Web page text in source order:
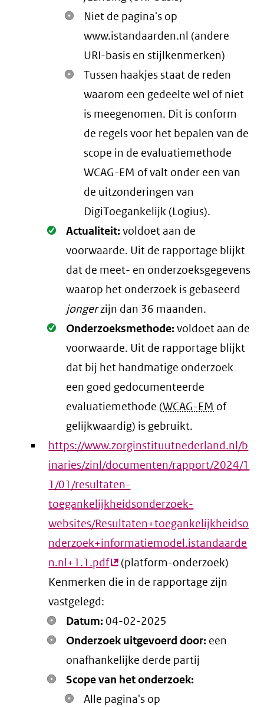
Niet de pagina's op
www.istandaarden.nl (andere
URI-basis en stijlkenmerken)
Tussen haakjes staat de reden
waarom een gedeelte wel of niet
is meegenomen. Dit is conform
de regels voor het bepalen van de
scope in de evaluatiemethode
WCAG-EM of valt onder een van
de uitzonderingen van
DigiToegankelijk (Logius).
Oké.
Actualiteit:voldoet aan de
voorwaarde. Uit de rapportage blijkt
dat de meet- en onderzoeksgegevens
waarop het onderzoek is gebaseerd
jongerzijn dan 36 maanden.
Oké.
Onderzoeksmethode:voldoet aan de
voorwaarde. Uit de rapportage blijkt
dat bij het handmatige onderzoek
een goed gedocumenteerde
evaluatiemethode (WCAG-EM of
gelijkwaardig) is gebruikt.
https://www.zorginstituutnederland.nl/b
inaries/zinl/documenten/rapport/2024/1
1/01/resultaten-
toegankelijkheidsonderzoek-
websites/Resultaten+toegankelijkheidso
nderzoek+informatiemodel.istandaarde
n.nl+1.1.pdf(externe
link)
(platform-onderzoek)
Kenmerken die in de rapportage zijn
vastgelegd:
Datum: 04-02-2025
Onderzoek uitgevoerd door: een
onafhankelijke derde partij
Scope van het onderzoek:
Alle pagina's op